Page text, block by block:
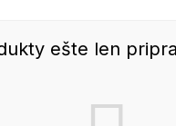
ešte len